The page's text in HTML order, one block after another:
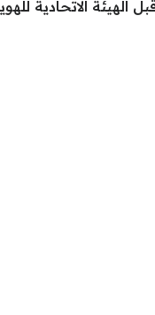
الهيئة الاتحادية